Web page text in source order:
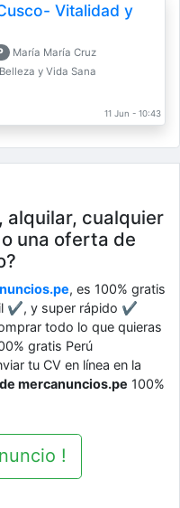
Vitalidad y
María María Cruz
y Vida Sana
11 Jun - 10:43
alquilar, cualquier
una oferta de
, es 100% gratis
✔, y super rápido ✔
todo lo que quieras
gratis Perú
tu CV en línea en la
mercanuncios.pe 100%
!